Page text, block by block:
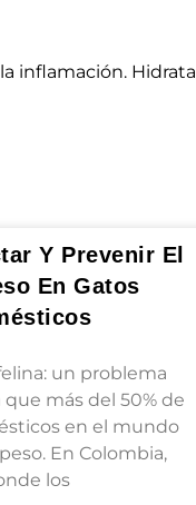
inflamación. Hidrata
Y Prevenir El
En Gatos
un problema
más del 50% de
en el mundo
En Colombia,
los